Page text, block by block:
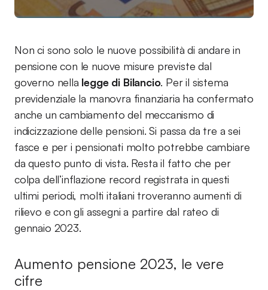
Non ci sono solo le nuove possibilità di andare in
pensione con le nuove misure previste dal
governo nella legge di Bilancio. Per il sistema
previdenziale la manovra finanziaria ha confermato
anche un cambiamento del meccanismo di
indicizzazione delle pensioni. Si passa da tre a sei
fasce e per i pensionati molto potrebbe cambiare
da questo punto di vista. Resta il fatto che per
colpa dell’inflazione record registrata in questi
ultimi periodi, molti italiani troveranno aumenti di
rilievo e con gli assegni a partire dal rateo di
gennaio 2023.
Aumento pensione 2023, le vere
cifre